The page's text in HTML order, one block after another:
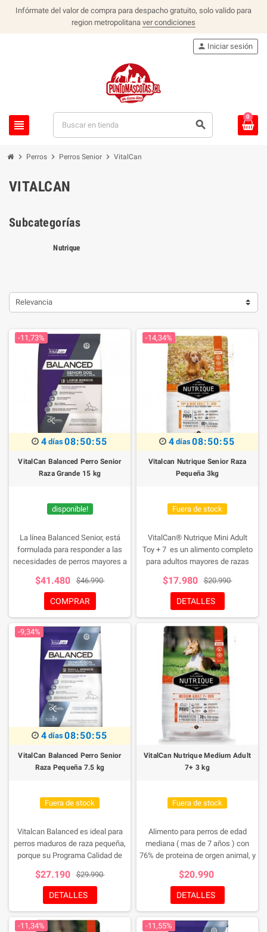
Infórmate del valor de compra para despacho gratuito, solo valido para
region metropolitana ver condiciones
view_headline search
person Iniciar sesión
0
chevron_right Perros chevron_right Perros Senior chevron_right VitalCan
VITALCAN
Subcategorías
Nutrique
Relevancia
-11,73%
4 días08:50:54
VitalCan Balanced Perro Senior
Raza Grande 15 kg
disponible!
La línea Balanced Senior, está
formulada para responder a las
necesidades de perros mayores a
por un mayor sedentarismo, lo que
demanda una dieta con reducción
energética y de concentración de
fósforo, para prevenir
enfermedades renales. Además
se adiciona taurina y L-Carnitina,
que favorecen el cuidado del
músculo cardíaco
$41.480 $46.990
COMPRAR
-14,34%
4 días08:50:54
Vitalcan Nutrique Senior Raza
Pequeña 3kg
Fuera de stock
VitalCan® Nutrique Mini Adult
Toy + 7 es un alimento completo
para adultos mayores de razas
años de edad, con los nutrientes
indicados para potenciar su edad.
$17.980 $20.990
DETALLES
-9,34%
4 días08:50:54
VitalCan Balanced Perro Senior
Raza Pequeña 7.5 kg
Fuera de stock
Vitalcan Balanced es ideal para
perros maduros de raza pequeña,
porque su Programa Calidad de
$27.190 $29.990
DETALLES
VitalCan Nutrique Medium Adult
7+ 3 kg
Fuera de stock
Alimento para perros de edad
mediana ( mas de 7 años ) con
76% de proteina de orgen animal, y
Complex, que favorece los
musculos y articulaciones,
conteniendo ademas
antioxidantes naturales,
disminuido en sodio, y
$20.990
DETALLES
-11,34% -11,55%